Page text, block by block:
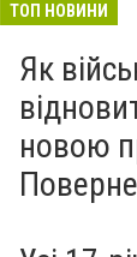
ТОП НОВИНИ
Як
новою